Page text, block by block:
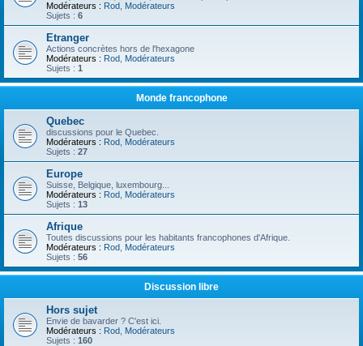
Modérateurs : Rod Modérateurs
Sujets : 6
Etranger
Actions concrètes hors de l'hexagone
Modérateurs : Rod Modérateurs
Sujets : 1
Monde francophone
Quebec
discussions pour le Quebec.
Modérateurs : Rod Modérateurs
Sujets : 27
Europe
Suisse, Belgique, luxembourg...
Modérateurs : Rod Modérateurs
Sujets : 13
Afrique
Toutes discussions pour les habitants francophones d'Afrique.
Modérateurs : Rod Modérateurs
Sujets : 56
Discussion libre
Hors sujet
Envie de bavarder ? C'est ici.
Modérateurs : Rod Modérateurs
Sujets : 160